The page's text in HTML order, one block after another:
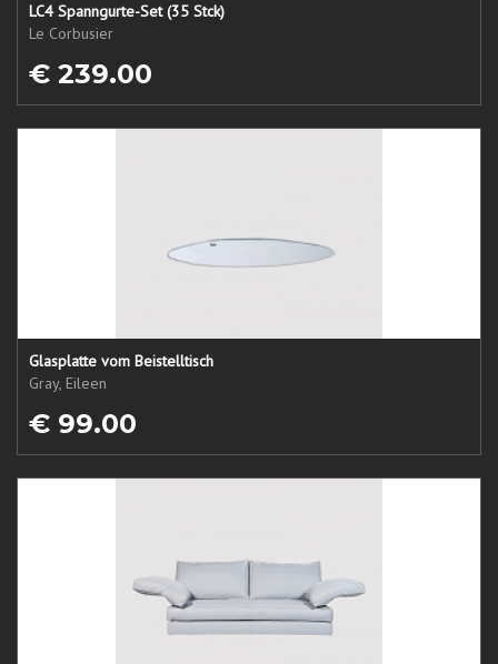
LC4 Spanngurte-Set (35 Stck)
Le Corbusier
€ 239.00
Glasplatte vom Beistelltisch
Gray, Eileen
€ 99.00